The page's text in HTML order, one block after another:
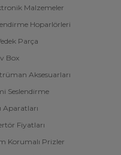
Malzemeler
Hoparlörleri
Parça
Box
Aksesuarları
Seslendirme
Aparatları
Fiyatları
Korumalı Prizler